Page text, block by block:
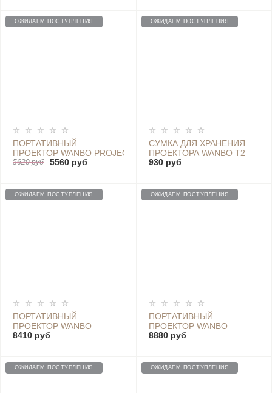
ОЖИДАЕМ ПОСТУПЛЕНИЯ
ПОРТАТИВНЫЙ
ПРОЕКТОР WANBO PROJECTOR
MINI(XS01)
5620 руб 5560 руб
ОЖИДАЕМ ПОСТУПЛЕНИЯ
СУМКА ДЛЯ ХРАНЕНИЯ
ПРОЕКТОРА WANBO T2
MAX / T2 FREE
930 руб
ОЖИДАЕМ ПОСТУПЛЕНИЯ
ПОРТАТИВНЫЙ
ПРОЕКТОР WANBO
PROJECTOR X1 (WB-TX1)
8410 руб
ОЖИДАЕМ ПОСТУПЛЕНИЯ
ПОРТАТИВНЫЙ
ПРОЕКТОР WANBO
PROJECTOR T2 FREE
8880 руб
ОЖИДАЕМ ПОСТУПЛЕНИЯ ОЖИДАЕМ ПОСТУПЛЕНИЯ